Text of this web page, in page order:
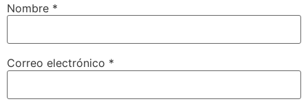
Nombre *
Correo electrónico *